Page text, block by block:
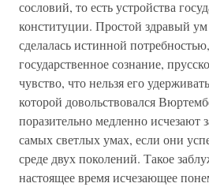
сословий, то есть устройства
конституции. Простой здравый
сделалась истинной
государственное сознание,
чувство, что нельзя его
которой довольствовался
поразительно медленно исчезают
самых светлых умах, если они
среде двух поколений. Такое
настоящее время исчезающее